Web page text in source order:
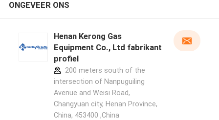
ONGEVEER ONS
Henan Kerong Gas
Equipment Co., Ltd fabrikant
profiel
200 meters south of the
intersection of Nanpuguiling
Avenue and Weisi Road,
Changyuan city, Henan Province,
China, 453400 ,China